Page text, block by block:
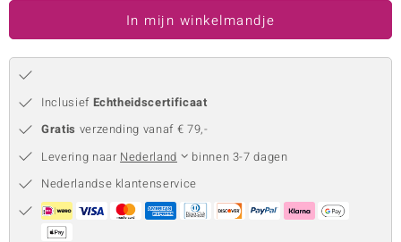
In mijn winkelmandje
Inclusief Echtheidscertificaat
Gratis verzending vanaf € 79,-
Levering naar Nederland
binnen 3-7 dagen
Nederlandse klantenservice